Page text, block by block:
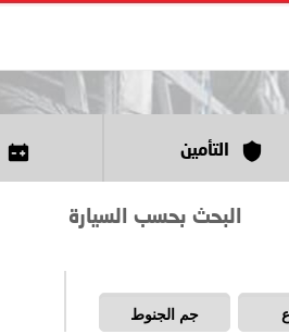
التأمين
البحث بحسب السيارة
جم الجنوط